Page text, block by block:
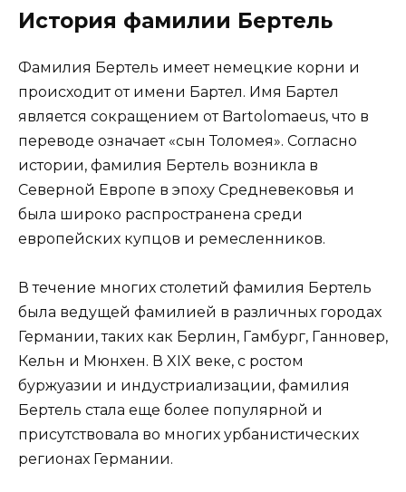
История фамилии Бертель
Фамилия Бертель имеет немецкие корни и
происходит от имени Бартел. Имя Бартел
является сокращением от Bartolomaeus, что в
переводе означает «сын Толомея». Согласно
истории, фамилия Бертель возникла в
Северной Европе в эпоху Средневековья и
была широко распространена среди
европейских купцов и ремесленников.
В течение многих столетий фамилия Бертель
была ведущей фамилией в различных городах
Германии, таких как Берлин, Гамбург, Ганновер,
Кельн и Мюнхен. В XIX веке, с ростом
буржуазии и индустриализации, фамилия
Бертель стала еще более популярной и
присутствовала во многих урбанистических
регионах Германии.